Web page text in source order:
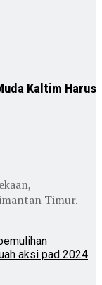
Kaltim Harus
Timur.